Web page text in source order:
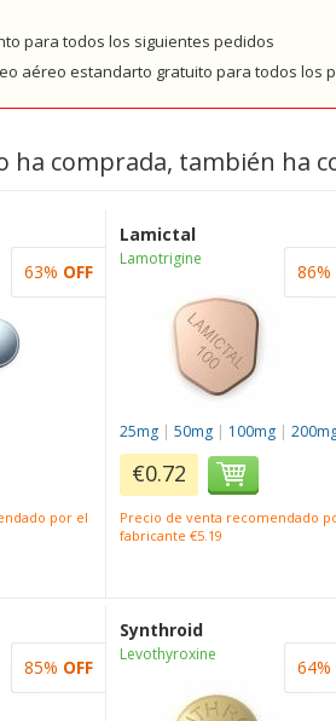
para todos los siguientes pedidos
aéreo estandarto gratuito para todos los
ha comprada, también ha
por el
63% OFF
Lamictal
Lamotrigine
25mg| 50mg| 100mg|
€0.72
Precio de venta recomendado
fabricante €5.19
86%
85% OFF
Synthroid
Levothyroxine
64%